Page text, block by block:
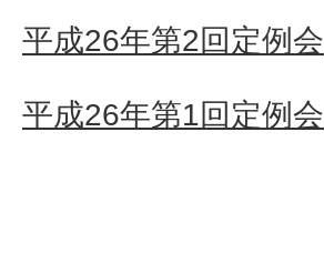
平成26年第2回定例会
平成26年第1回定例会